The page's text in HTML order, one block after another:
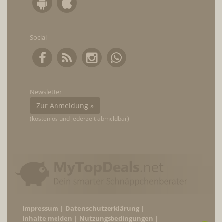
Social
Newsletter
Zur Anmeldung »
(kostenlos und jederzeit abmeldbar)
Impressum
Datenschutzerklärung
Inhalte melden
Nutzungsbedingungen